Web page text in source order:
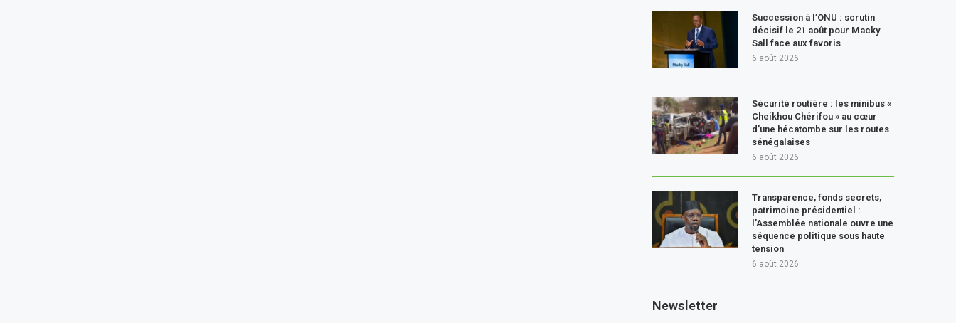
Succession à l’ONU : scrutin
décisif le 21 août pour Macky
Sall face aux favoris
6 août 2026
Sécurité routière : les minibus «
Cheikhou Chérifou » au cœur
d’une hécatombe sur les routes
sénégalaises
6 août 2026
Transparence, fonds secrets,
patrimoine présidentiel :
l’Assemblée nationale ouvre une
séquence politique sous haute
tension
6 août 2026
Newsletter